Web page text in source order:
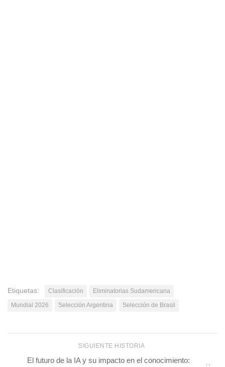
Etiquetas: Clasificación
Eliminatorias Sudamericana
Mundial 2026
Selección Argentina Selección de Brasil
SIGUIENTE HISTORIA
El futuro de la IA y su impacto en el conocimiento: